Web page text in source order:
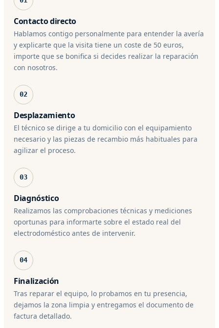
Contacto directo
Hablamos contigo personalmente para entender la avería
y explicarte que la visita tiene un coste de 50 euros,
importe que se bonifica si decides realizar la reparación
con nosotros.
02
Desplazamiento
El técnico se dirige a tu domicilio con el equipamiento
necesario y las piezas de recambio más habituales para
agilizar el proceso.
03
Diagnóstico
Realizamos las comprobaciones técnicas y mediciones
oportunas para informarte sobre el estado real del
electrodoméstico antes de intervenir.
04
Finalización
Tras reparar el equipo, lo probamos en tu presencia,
dejamos la zona limpia y entregamos el documento de
factura detallado.